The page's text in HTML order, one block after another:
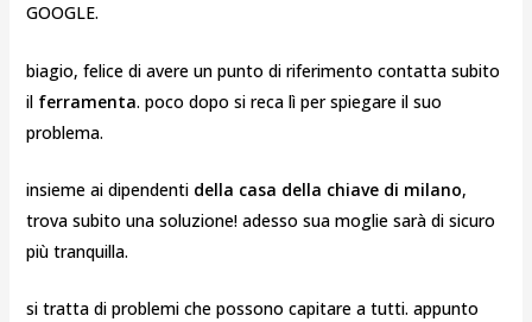
GOOGLE.
biagio, felice di avere un punto di riferimento contatta subito
il ferramenta. poco dopo si reca lì per spiegare il suo
problema.
insieme ai dipendentidella casa della chiave di milano,
trova subito una soluzione! adesso sua moglie sarà di sicuro
più tranquilla.
si tratta di problemi che possono capitare a tutti. appunto